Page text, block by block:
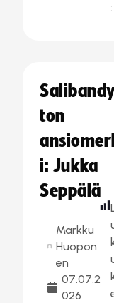
:
ton
i: Jukka
Seppälä
Markku
Huopon
en
07.07.2
026